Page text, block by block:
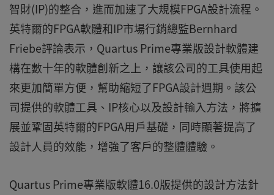
智財(IP)的整合，進而加速了大規模FPGA設計流程。
英特爾的FPGA軟體和IP市場行銷總監Bernhard
Friebe評論表示，Quartus Prime專業版設計軟體建
構在數十年的軟體創新之上，讓該公司的工具使用起
來更加簡單方便，幫助縮短了FPGA設計週期。該公
司提供的軟體工具、IP核心以及設計輸入方法，將擴
展並鞏固英特爾的FPGA用戶基礎，同時顯著提高了
設計人員的效能，增強了客戶的整體體驗。
Quartus Prime專業版軟體16.0版提供的設計方法針